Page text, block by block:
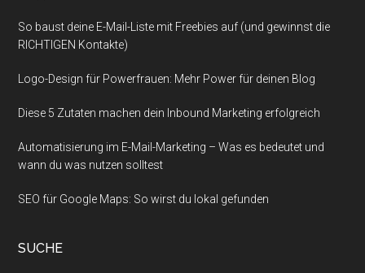
So baust deine E-Mail-Liste mit Freebies auf (und gewinnst die
RICHTIGEN Kontakte)
Logo-Design für Powerfrauen: Mehr Power für deinen Blog
Diese 5 Zutaten machen dein Inbound Marketing erfolgreich
Automatisierung im E-Mail-Marketing – Was es bedeutet und
wann du was nutzen solltest
SEO für Google Maps: So wirst du lokal gefunden
SUCHE